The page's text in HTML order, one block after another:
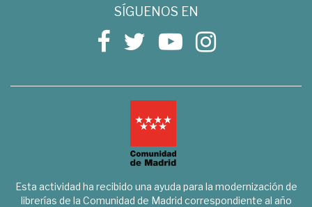
SÍGUENOS EN
Esta actividad ha recibido una ayuda para la modernización de
librerías de la Comunidad de Madrid correspondiente al año